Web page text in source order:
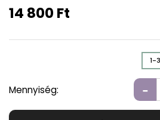
14 800 Ft
1-
Mennyiség: -